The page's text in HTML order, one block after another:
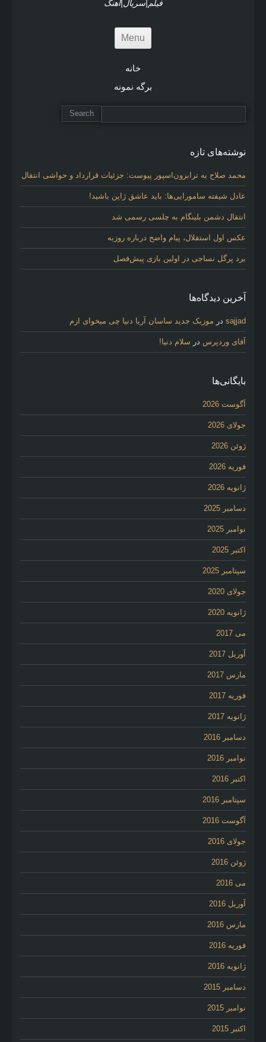
فیلم|سریال|آهنگ
Menu
خانه
برگه نمونه
نوشته‌های تازه
محمد صلاح به ترابزون‌اسپور پیوست: جزئیات قرارداد و حواشی انتقال
عادل شیفته سامورایی‌ها: باید عاشق ژاپن باشید!
انتقال دشمن بلینگام به چلسی رسمی شد
عکس اول استقلال، پیام واضح درباره روزبه
برد پرگل نساجی در اولین بازی پیش‌فصل
آخرین دیدگاه‌ها
sajjad در موزیک جدید ساسان آریا دنیا چی میخوای ازم
آقای وردپرس در سلام دنیا!
بایگانی‌ها
آگوست 2026
جولای 2026
ژوئن 2026
فوریه 2026
ژانویه 2026
دسامبر 2025
نوامبر 2025
اکتبر 2025
سپتامبر 2025
جولای 2020
ژانویه 2020
می 2017
آوریل 2017
مارس 2017
فوریه 2017
ژانویه 2017
دسامبر 2016
نوامبر 2016
اکتبر 2016
سپتامبر 2016
آگوست 2016
جولای 2016
ژوئن 2016
می 2016
آوریل 2016
مارس 2016
فوریه 2016
ژانویه 2016
دسامبر 2015
نوامبر 2015
اکتبر 2015